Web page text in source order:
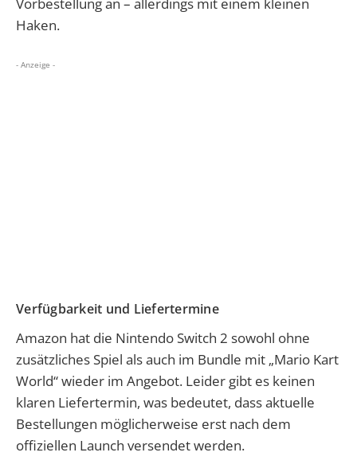
Haken.
- Anzeige -
Verfügbarkeit und Liefertermine
Amazon hat die Nintendo Switch 2 sowohl ohne
zusätzliches Spiel als auch im Bundle mit „Mario Kart
World“ wieder im Angebot. Leider gibt es keinen
klaren Liefertermin, was bedeutet, dass aktuelle
Bestellungen möglicherweise erst nach dem
offiziellen Launch versendet werden.